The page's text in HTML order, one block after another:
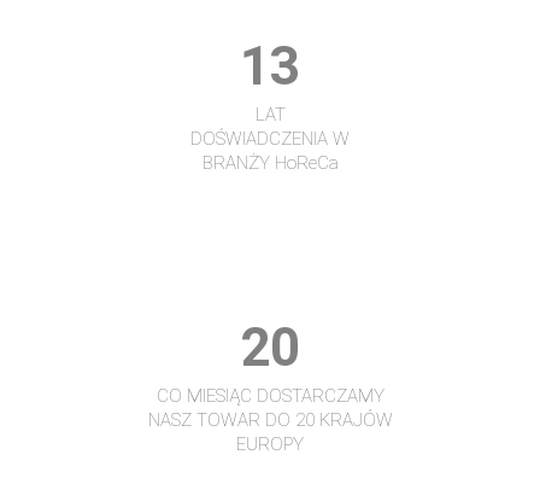
13
LAT
DOŚWIADCZENIA W
BRANŻY HoReCa
20
CO MIESIĄC DOSTARCZAMY
NASZ TOWAR DO 20 KRAJÓW
EUROPY